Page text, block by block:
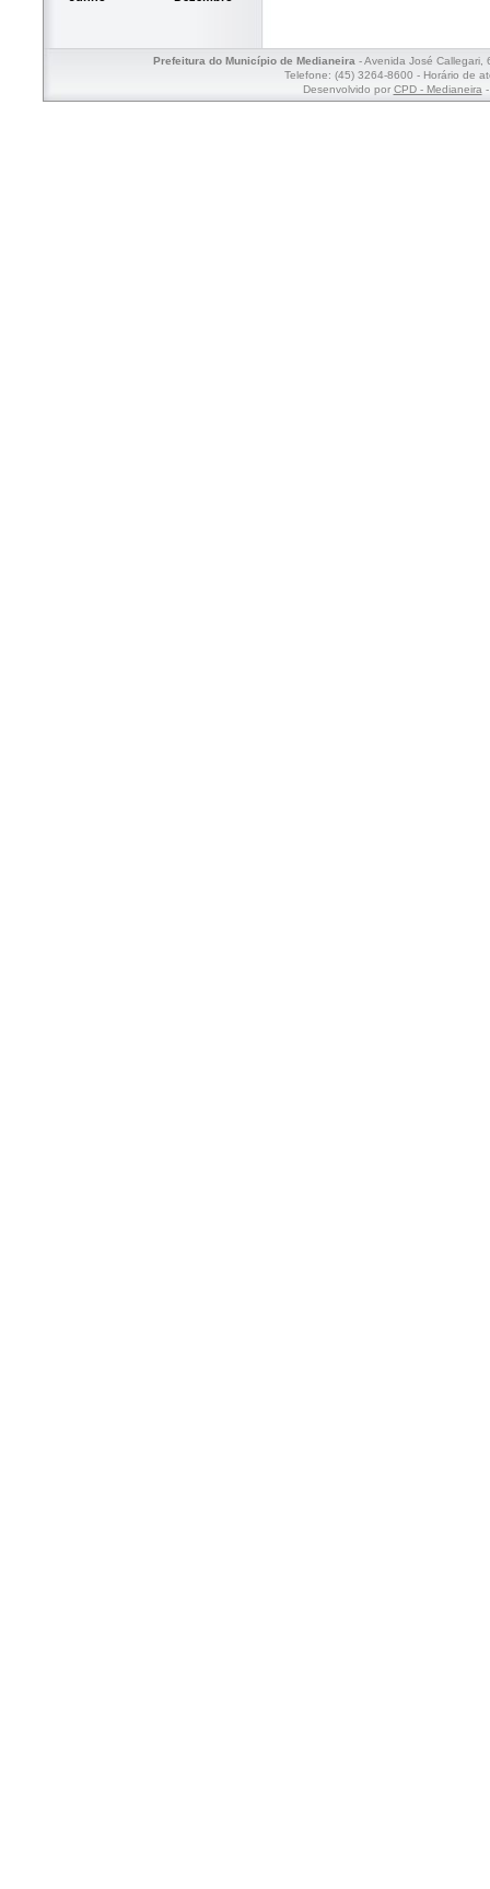
Prefeitura do Município de Medianeira- Avenida José Callegari,
Telefone: (45) 3264-8600 - Horário de
Desenvolvido por CPD - Medianeira-